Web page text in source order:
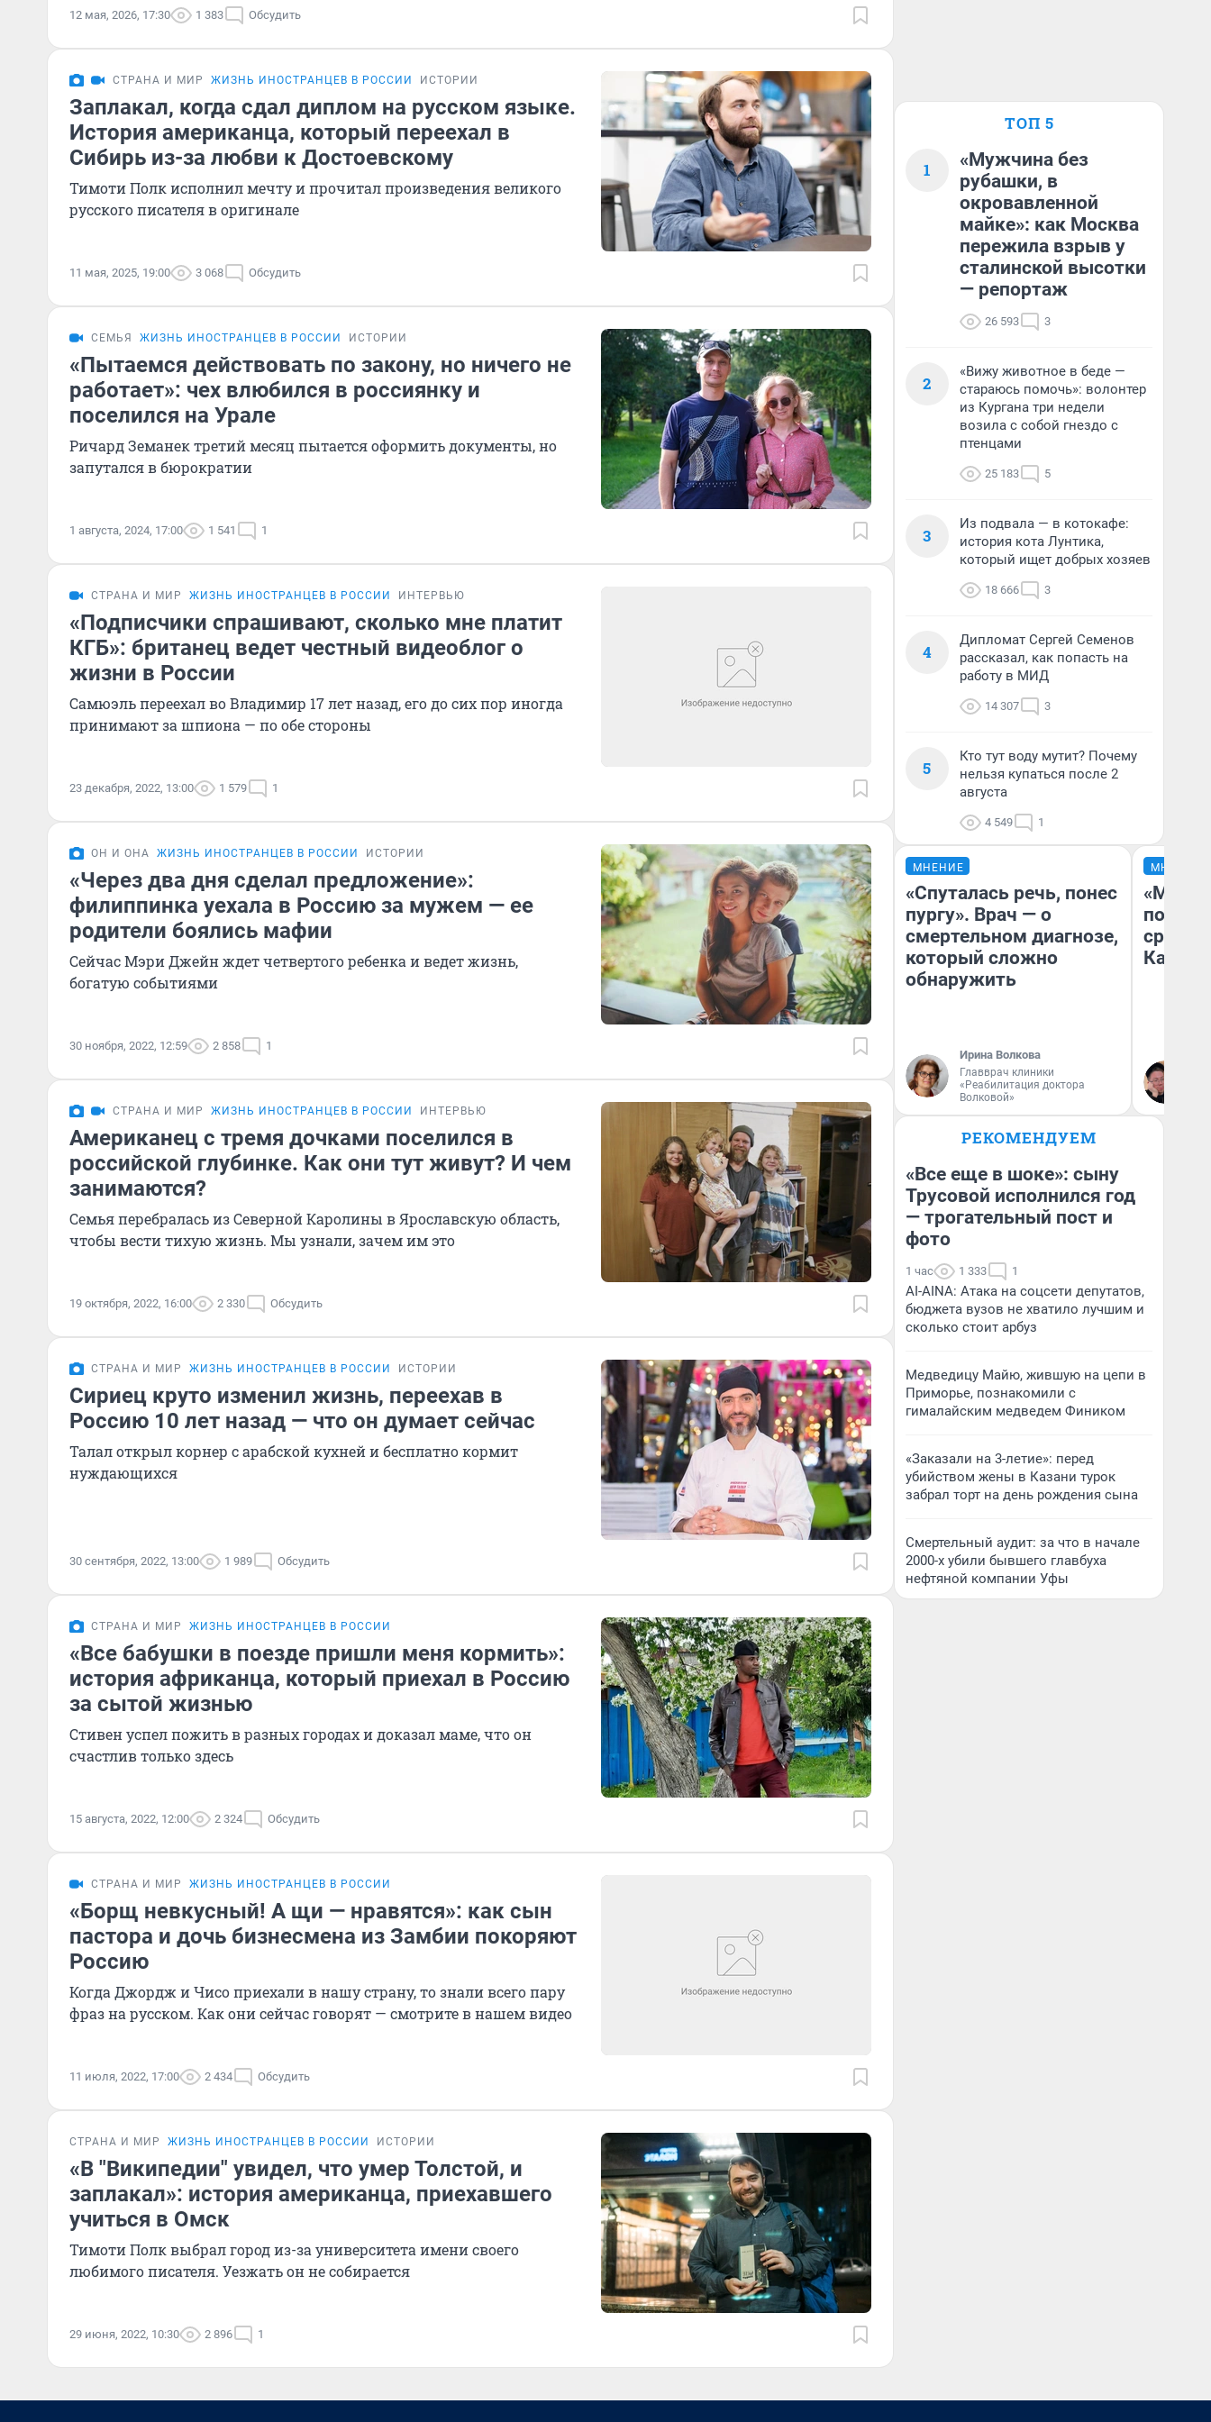
12 мая, 2026, 17:30 1 383 Обсудить
СТРАНА И МИР ЖИЗНЬ ИНОСТРАНЦЕВ В РОССИИ ИСТОРИИ
Заплакал, когда сдал диплом на русском языке.
История американца, который переехал в
Сибирь из-за любви к Достоевскому
Тимоти Полк исполнил мечту и прочитал произведения великого
русского писателя в оригинале
11 мая, 2025, 19:00 3 068 Обсудить
СЕМЬЯ ЖИЗНЬ ИНОСТРАНЦЕВ В РОССИИ ИСТОРИИ
«Пытаемся действовать по закону, но ничего не
работает»: чех влюбился в россиянку и
поселился на Урале
Ричард Земанек третий месяц пытается оформить документы, но
запутался в бюрократии
1 августа, 2024, 17:00 1 541 1
СТРАНА И МИР ЖИЗНЬ ИНОСТРАНЦЕВ В РОССИИ ИНТЕРВЬЮ
«Подписчики спрашивают, сколько мне платит
КГБ»: британец ведет честный видеоблог о
жизни в России
Самюэль переехал во Владимир 17 лет назад, его до сих пор иногда
принимают за шпиона — по обе стороны
23 декабря, 2022, 13:00 1 579 1
ОН И ОНА ЖИЗНЬ ИНОСТРАНЦЕВ В РОССИИ ИСТОРИИ
«Через два дня сделал предложение»:
филиппинка уехала в Россию за мужем — ее
родители боялись мафии
Сейчас Мэри Джейн ждет четвертого ребенка и ведет жизнь,
богатую событиями
30 ноября, 2022, 12:59 2 858 1
СТРАНА И МИР ЖИЗНЬ ИНОСТРАНЦЕВ В РОССИИ ИНТЕРВЬЮ
Американец с тремя дочками поселился в
российской глубинке. Как они тут живут? И чем
занимаются?
Семья перебралась из Северной Каролины в Ярославскую область,
чтобы вести тихую жизнь. Мы узнали, зачем им это
19 октября, 2022, 16:00 2 330 Обсудить
СТРАНА И МИР ЖИЗНЬ ИНОСТРАНЦЕВ В РОССИИ ИСТОРИИ
Сириец круто изменил жизнь, переехав в
Россию 10 лет назад — что он думает сейчас
Талал открыл корнер с арабской кухней и бесплатно кормит
нуждающихся
30 сентября, 2022, 13:00 1 989 Обсудить
СТРАНА И МИР ЖИЗНЬ ИНОСТРАНЦЕВ В РОССИИ
«Все бабушки в поезде пришли меня кормить»:
история африканца, который приехал в Россию
за сытой жизнью
Стивен успел пожить в разных городах и доказал маме, что он
счастлив только здесь
15 августа, 2022, 12:00 2 324 Обсудить
СТРАНА И МИР ЖИЗНЬ ИНОСТРАНЦЕВ В РОССИИ
«Борщ невкусный! А щи — нравятся»: как сын
пастора и дочь бизнесмена из Замбии покоряют
Россию
Когда Джордж и Чисо приехали в нашу страну, то знали всего пару
фраз на русском. Как они сейчас говорят — смотрите в нашем видео
11 июля, 2022, 17:00 2 434 Обсудить
СТРАНА И МИР ЖИЗНЬ ИНОСТРАНЦЕВ В РОССИИ ИСТОРИИ
«В "Википедии" увидел, что умер Толстой, и
заплакал»: история американца, приехавшего
учиться в Омск
Тимоти Полк выбрал город из-за университета имени своего
любимого писателя. Уезжать он не собирается
29 июня, 2022, 10:30 2 896 1
ТОП 5
1
«Мужчина без
рубашки, в
окровавленной
майке»: как Москва
пережила взрыв у
сталинской высотки
— репортаж
26 593 3
2
«Вижу животное в беде —
стараюсь помочь»: волонтер
из Кургана три недели
возила с собой гнездо с
птенцами
25 183 5
3
Из подвала — в котокафе:
история кота Лунтика,
который ищет добрых хозяев
18 666 3
4
Дипломат Сергей Семенов
рассказал, как попасть на
работу в МИД
14 307 3
5
Кто тут воду мутит? Почему
нельзя купаться после 2
августа
4 549 1
МНЕНИЕ
«Спуталась речь, понес
пургу». Врач — о
смертельном диагнозе,
который сложно
обнаружить
Ирина Волкова
Главврач клиники
«Реабилитация доктора
Волковой»
МНЕНИЕ
РЕКОМЕНДУЕМ
«Все еще в шоке»: сыну
Трусовой исполнился год
— трогательный пост и
фото
1 час 1 333 1
AI-AINA: Атака на соцсети депутатов,
бюджета вузов не хватило лучшим и
сколько стоит арбуз
Медведицу Майю, жившую на цепи в
Приморье, познакомили с
гималайским медведем Фиником
«Заказали на 3-летие»: перед
убийством жены в Казани турок
забрал торт на день рождения сына
Смертельный аудит: за что в начале
2000-х убили бывшего главбуха
нефтяной компании Уфы